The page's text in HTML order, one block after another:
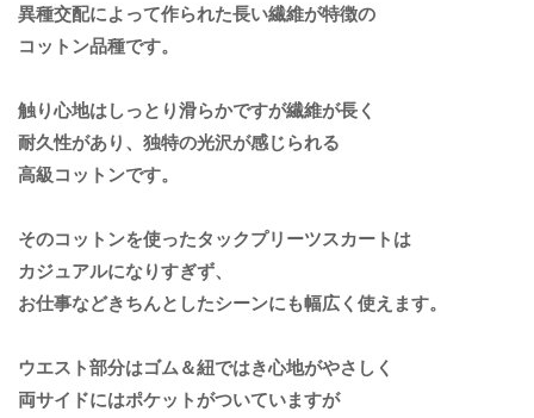
異種交配によって作られた長い繊維が特徴の
コットン品種です。
触り心地はしっとり滑らかですが繊維が長く
耐久性があり、独特の光沢が感じられる
高級コットンです。
そのコットンを使ったタックプリーツスカートは
カジュアルになりすぎず、
お仕事などきちんとしたシーンにも幅広く使えます。
ウエスト部分はゴム＆紐ではき心地がやさしく
両サイドにはポケットがついていますが